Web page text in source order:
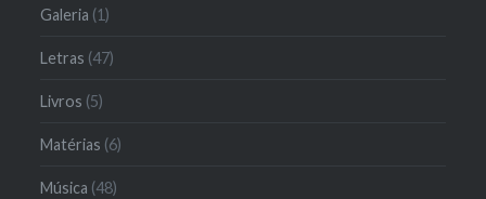
Galeria (1)
Letras (47)
Livros (5)
Matérias (6)
Música (48)